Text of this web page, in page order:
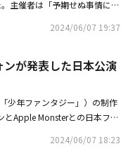
根幹を揺るがす無責任な食い
周囲の被害者のためにも、妥
ュンウォン、5年の契約期間
を予告
を続けた。公開された対話内
という。またユ・ジュンウ
例の法定代理人資格で契約を
ュンウォンは出演当時から両
ると、「乙は甲が制作した番
行する甲のインキュベーティ
動を遂行することに対するマ
する」という内容、また第3
所との契約に関する法的紛争
不文律として定着している。
ても無寛容の原則で対応する
テインメントもまた、「MY E
損害賠償請求訴訟を提起す
手取って起こした専属契約
万円）規模の損害賠償請求訴
主催者は「予期せぬ事情によ
おかけしますことを重ねて深
・Zepp Nambaにて、計4公
違反を主張し、法的対応を
行う予定だとし「FANTASY
STUDIOはイベント
処分申請で敗訴しているた
、明白な契約違反だ」と強
2024/06/07 19:37
ンが発表した日本公演
少年ファンタジー」）の制作
とApple Monsterとの日本ファ
る契約書を確保した。韓国芸
2024/06/07 18:23